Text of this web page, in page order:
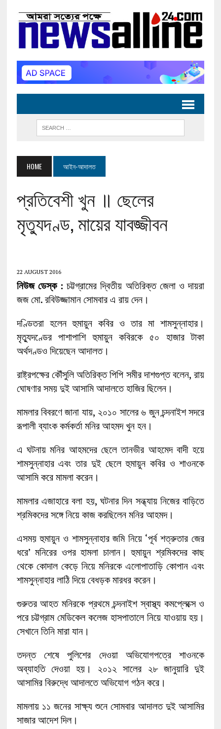
HOME আইন-আদালত
প্রতিবেশী খুন ॥ ছেলের
মৃত্যুদণ্ড, মায়ের যাবজ্জীবন
22 AUGUST 2016
নিউজ ডেস্ক : চট্টগ্রামের দ্বিতীয় অতিরিক্ত জেলা ও দায়রা
জজ মো. রবিউজ্জামান সোমবার এ রায় দেন।
দণ্ডিতরা হলেন ‍হুমায়ুন কবির ও তার মা শামসুন্নাহার।
মৃত্যুদণ্ডের পাশাপাশি হুমায়ুন কবিরকে ৫০ হাজার টাকা
অর্থদণ্ডও দিয়েছেন আদালত।
রাষ্ট্রপক্ষের কৌঁসুলি অতিরিক্ত পিপি সমীর দাশগুপ্ত বলেন, রায়
ঘোষণার সময় দুই আসামি আদালতে হাজির ছিলেন।
মামলার বিবরণে জানা যায়, ২০১০ সালের ৬ জুন চন্দনাইশ সদরে
রূপালী ব্যাংক কর্মকর্তা মনির আহমদ খুন হন।
এ ঘটনায় মনির আহমদের ছেলে তানভীর আহমেদ বাদী হয়ে
শামসুন্নাহার এবং তার দুই ছেলে হুমায়ুন কবির ও শাওনকে
আসামি করে মামলা করেন।
মামলার এজাহারে বলা হয়, ঘটনার দিন সন্ধ্যায় নিজের বাড়িতে
শ্রমিকদের সঙ্গে নিয়ে কাজ করছিলেন মনির আহমদ।
এসময় হুমায়ুন ও শামসুন্নাহার জমি নিয়ে ‘পূর্ব শত্রুতার জের
ধরে’ মনিরের ওপর হামলা চালান। হুমায়ুন শ্রমিকদের কাছ
থেকে কোদাল কেড়ে নিয়ে মনিরকে এলোপাতাড়ি কোপান এবং
শামসুন্নাহার লাঠি দিয়ে বেধড়ক মারধর করেন।
গুরুতর আহত মনিরকে প্রথমে চন্দনাইশ স্বাস্থ্য কমপ্লেক্সে ও
পরে চট্টগ্রাম মেডিকেল কলেজ হাসপাতালে নিয়ে যাওয়ায় হয়।
সেখানে তিনি মারা যান।
তদন্ত শেষে পুলিশের দেওয়া অভিযোগপত্রে শাওনকে
অব্যাহতি দেওয়া হয়। ২০১২ সালের ২৮ জানুয়ারি দুই
আসামির বিরুদ্ধে আদালতে অভিযোগ গঠন করে।
মামলায় ১১ জনের সাক্ষ্য শুনে সোমবার আদালত দুই আসামির
সাজার আদেশ দিল।